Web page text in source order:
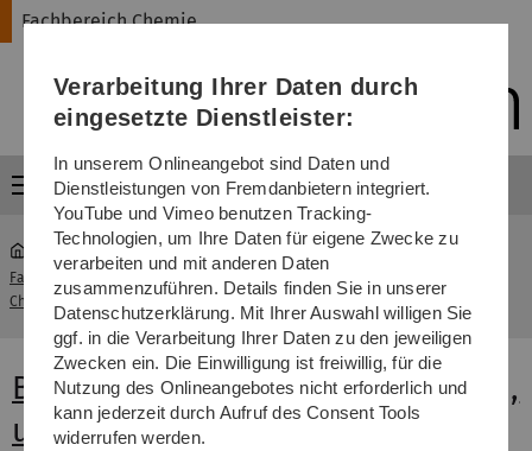
Direkt
Direkt
Direkt
(Sprache,
Drucken,
Media)
Direkt
Direkt
Fachbereich Chemie
Menü
Fachbereich
Chemie
...
Bitte nutzen Sie die Untermenüs,
um die einzelnen Informationen
Verarbeitung Ihrer Daten durch
eingesetzte Dienstleister:
In unserem Onlineangebot sind Daten und
Dienstleistungen von Fremdanbietern integriert.
YouTube und Vimeo benutzen Tracking-
Technologien, um Ihre Daten für eigene Zwecke zu
verarbeiten und mit anderen Daten
zusammenzuführen. Details finden Sie in unserer
Datenschutzerklärung. Mit Ihrer Auswahl willigen Sie
ggf. in die Verarbeitung Ihrer Daten zu den jeweiligen
Zwecken ein. Die Einwilligung ist freiwillig, für die
Nutzung des Onlineangebotes nicht erforderlich und
kann jederzeit durch Aufruf des Consent Tools
widerrufen werden.